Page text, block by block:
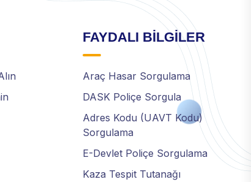
FAYDALI BİLGİLER
Araç Hasar Sorgulama
DASK Poliçe Sorgula
Adres Kodu (UAVT Kodu)
Sorgulama
E-Devlet Poliçe Sorgulama
Kaza Tespit Tutanağı